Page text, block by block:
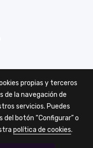
propias y terceros
la navegación de
servicios. Puedes
botón “Configurar” o
política de cookies.